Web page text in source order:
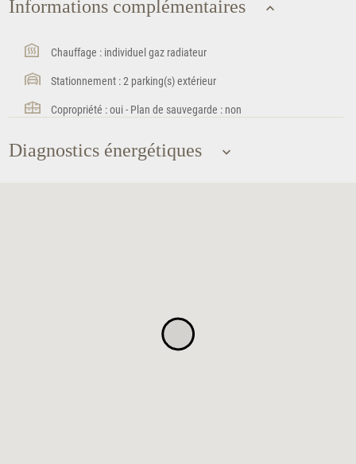
Informations complémentaires
Chauffage : individuel gaz radiateur
Stationnement : 2 parking(s) extérieur
Copropriété : oui - Plan de sauvegarde : non
Diagnostics énergétiques